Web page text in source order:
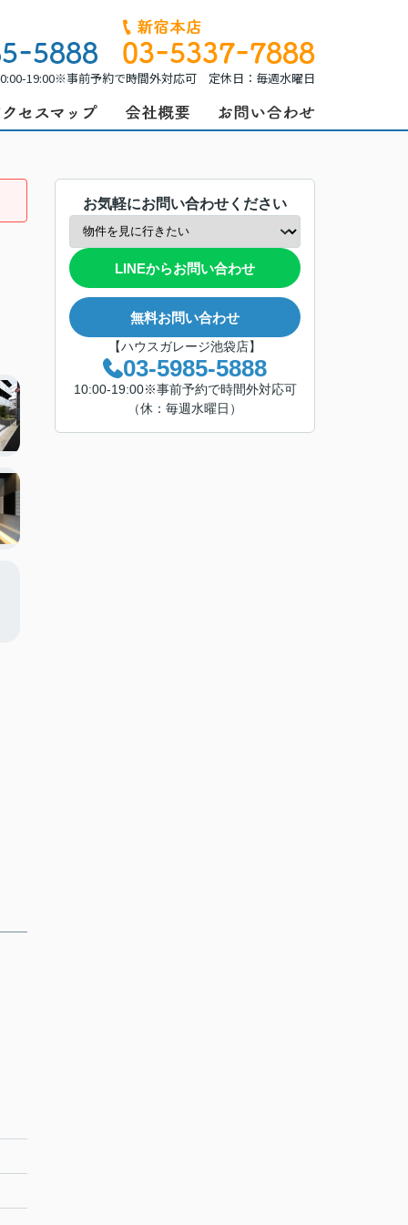
19:00※事前予約で時間外対応可 定休日：毎週水曜日
お気軽にお問い合わせください
LINEからお問い合わせ
無料お問い合わせ
【ハウスガレージ池袋店】
03-5985-5888
10:00-19:00※事前予約で時間外対応可
（休：毎週水曜日）